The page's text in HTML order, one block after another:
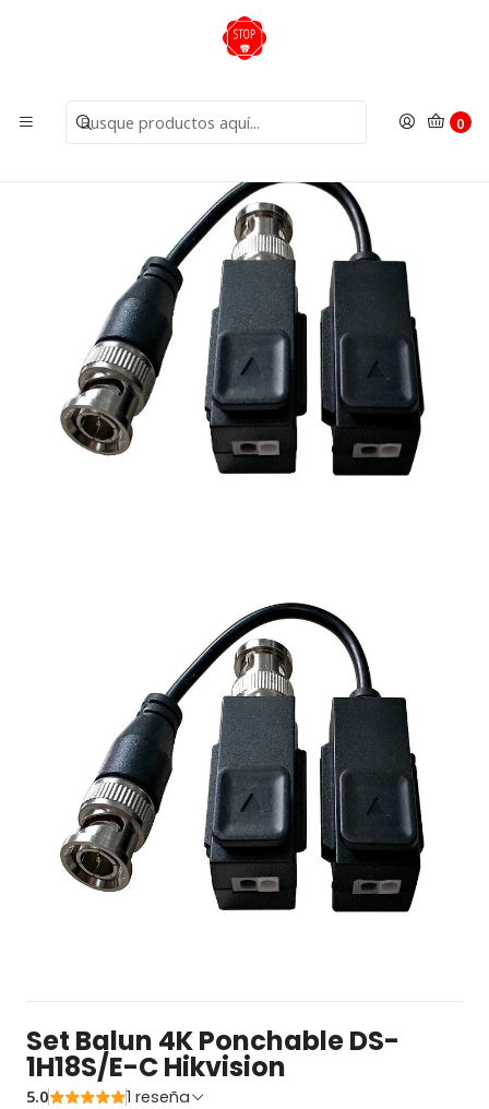
0
Insumos Conectores
Set Balun 4K Ponchable DS-1H18S/E-C Hikvision
Set Balun 4K Ponchable DS-
1H18S/E-C Hikvision
5.0 1 reseña